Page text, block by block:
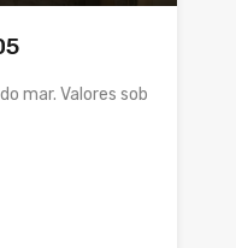
mar. Valores sob